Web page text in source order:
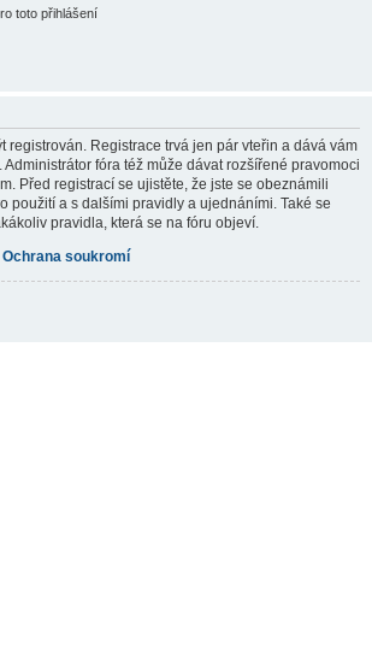
toto přihlášení
registrován. Registrace trvá jen pár vteřin a dává vám
fóra též může dávat rozšířené pravomoci
Před registrací se ujistěte, že jste se obeznámili
použití a s dalšími pravidly a ujednáními. Také se
pravidla, která se na fóru objeví.
Ochrana soukromí